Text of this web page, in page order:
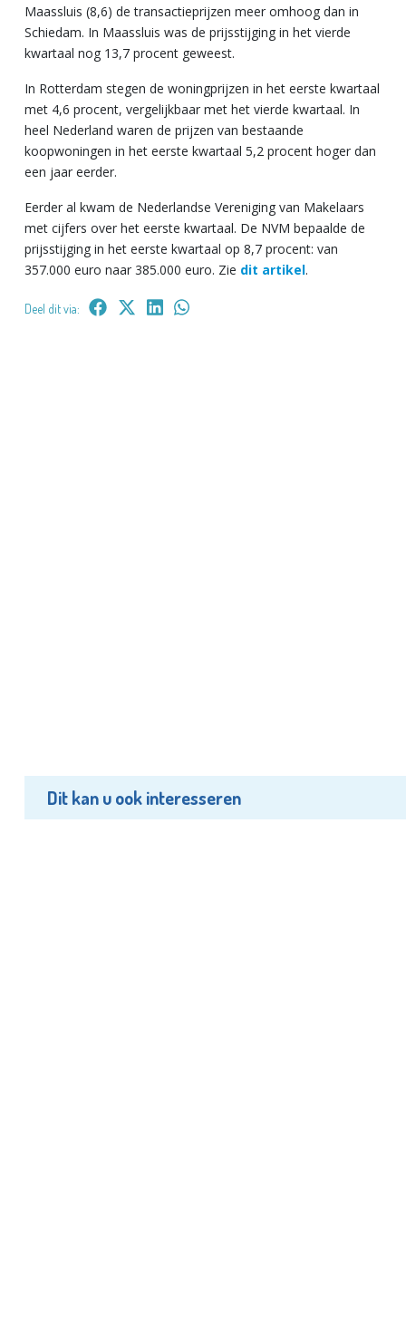
Maassluis (8,6) de transactieprijzen meer omhoog dan in
Schiedam. In Maassluis was de prijsstijging in het vierde
kwartaal nog 13,7 procent geweest.
In Rotterdam stegen de woningprijzen in het eerste kwartaal
met 4,6 procent, vergelijkbaar met het vierde kwartaal. In
heel Nederland waren de prijzen van bestaande
koopwoningen in het eerste kwartaal 5,2 procent hoger dan
een jaar eerder.
Eerder al kwam de Nederlandse Vereniging van Makelaars
met cijfers over het eerste kwartaal. De NVM bepaalde de
prijsstijging in het eerste kwartaal op 8,7 procent: van
357.000 euro naar 385.000 euro. Zie dit artikel.
Deel dit via:
Dit kan u ook interesseren